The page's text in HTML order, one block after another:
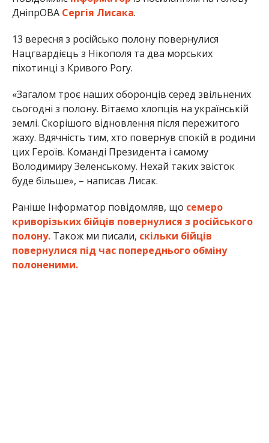
ДніпрОВА Сергія Лисака.
13 вересня з російсько полону повернулися
Нацгвардієць з Нікополя та два морських
піхотинці з Кривого Рогу.
«Загалом троє наших оборонців серед звільнених
сьогодні з полону. Вітаємо хлопців на українській
землі. Скорішого відновлення після пережитого
жаху. Вдячність тим, хто повернув спокій в родини
цих Героїв. Команді Президента і самому
Володимиру Зеленському. Нехай таких звісток
буде більше», – написав Лисак.
Раніше Інформатор повідомляв, що семеро
криворізьких бійців повернулися з російського
полону.Також ми писали, скільки бійців
повернулися під час попереднього обміну
полоненими.